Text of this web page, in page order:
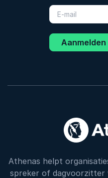
Athenas helpt
spreker of dagvoorzitter